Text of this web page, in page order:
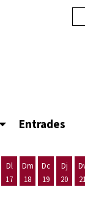
Entrades
Dl
17
Dm
18
Dc
19
Dj
20